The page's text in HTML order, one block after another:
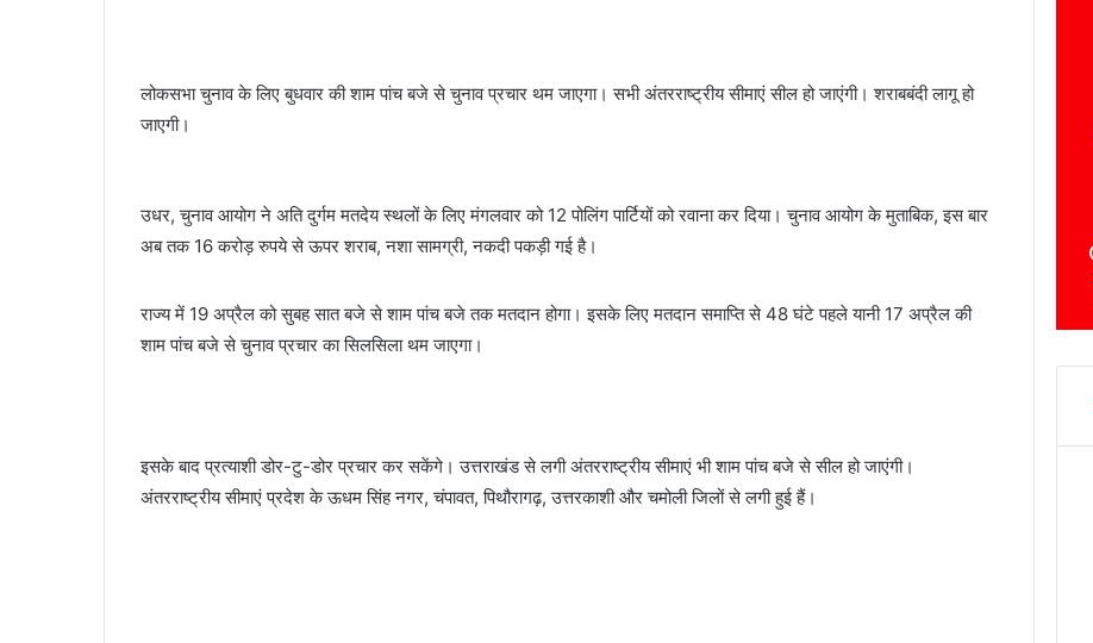
लोकसभा चुनाव के लिए बुधवार की शाम पांच बजे से चुनाव प्रचार थम जाएगा। सभी अंतरराष्ट्रीय सीमाएं सील हो जाएंगी। शराबबंदी लागू हो
जाएगी।
उधर, चुनाव आयोग ने अति दुर्गम मतदेय स्थलों के लिए मंगलवार को 12 पोलिंग पार्टियों को रवाना कर दिया। चुनाव आयोग के मुताबिक, इस बार
अब तक 16 करोड़ रुपये से ऊपर शराब, नशा सामग्री, नकदी पकड़ी गई है।
राज्य में 19 अप्रैल को सुबह सात बजे से शाम पांच बजे तक मतदान होगा। इसके लिए मतदान समाप्ति से 48 घंटे पहले यानी 17 अप्रैल की
शाम पांच बजे से चुनाव प्रचार का सिलसिला थम जाएगा।
इसके बाद प्रत्याशी डोर-टु-डोर प्रचार कर सकेंगे। उत्तराखंड से लगी अंतरराष्ट्रीय सीमाएं भी शाम पांच बजे से सील हो जाएंगी।
अंतरराष्ट्रीय सीमाएं प्रदेश के ऊधम सिंह नगर, चंपावत, पिथौरागढ़, उत्तरकाशी और चमोली जिलों से लगी हुई हैं।